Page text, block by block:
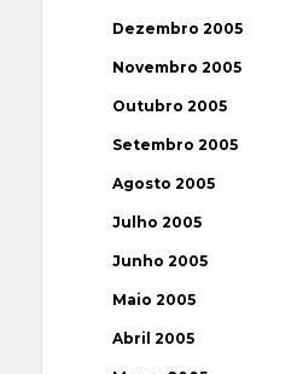
Dezembro 2005
Novembro 2005
Outubro 2005
Setembro 2005
Agosto 2005
Julho 2005
Junho 2005
Maio 2005
Abril 2005